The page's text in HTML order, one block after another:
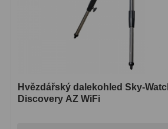
Hvězdářský dalekohled Sky-
Discovery AZ WiFi